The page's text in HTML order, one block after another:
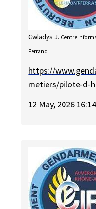
Gwladys J. Centre
Ferrand
https://
metiers/pilote-d-
12 May, 2026 16:14